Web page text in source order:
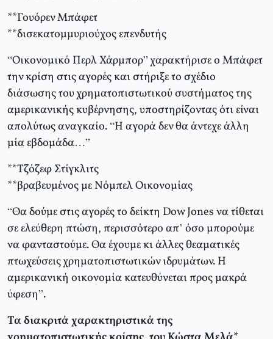
**Γουόρεν Μπάφετ
**δισεκατομμυριούχος επενδυτής
“Οικονομικό Περλ Χάρμπορ” χαρακτήρισε ο Μπάφετ
την κρίση στις αγορές και στήριξε το σχέδιο
διάσωσης του χρηματοπιστωτικού συστήματος της
αμερικανικής κυβέρνησης, υποστηρίζοντας ότι είναι
απολύτως αναγκαίο. “Η αγορά δεν θα άντεχε άλλη
μία εβδομάδα…”
**Τζόζεφ Στίγκλιτς
**βραβευμένος με Νόμπελ Οικονομίας
“Θα δούμε στις αγορές το δείκτη Dow Jones να τίθεται
σε ελεύθερη πτώση, περισσότερο απ’ όσο μπορούμε
να φανταστούμε. Θα έχουμε κι άλλες θεαματικές
πτωχεύσεις χρηματοπιστωτικών ιδρυμάτων. Η
αμερικανική οικονομία κατευθύνεται προς μακρά
ύφεση”.
Τα διακριτά χαρακτηριστικά της